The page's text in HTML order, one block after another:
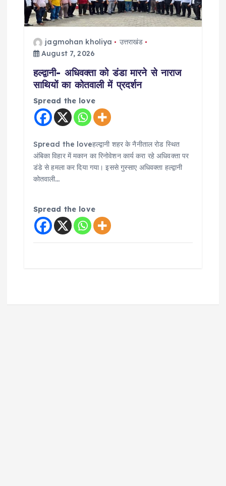
jagmohan kholiya
उत्तराखंड
August 7, 2026
हल्द्वानी- अधिवक्ता को डंडा मारने से नाराज
साथियों का कोतवाली में प्रदर्शन
Spread the love
Spread the loveहल्द्वानी शहर के नैनीताल रोड स्थित
अंबिका विहार में मकान का रिनोवेशन कार्य करा रहे अधिवक्ता पर
डंडे से हमला कर दिया गया। इससे गुस्साए अधिवक्ता हल्द्वानी
कोतवाली…
Spread the love